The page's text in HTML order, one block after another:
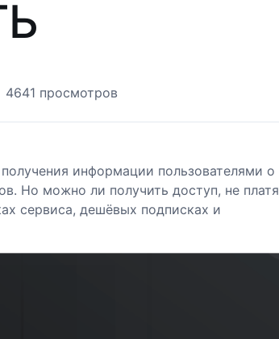
4641 просмотров
информации пользователями о
Но можно ли получить доступ, не платя
сервиса, дешёвых подписках и